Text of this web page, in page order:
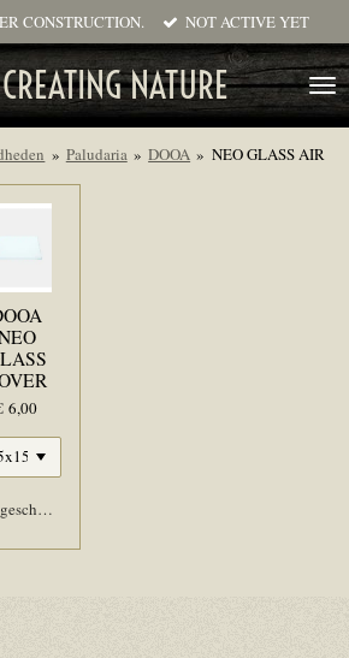
CREATING NATURE
CONSTRUCTION. NOT ACTIVE YET
» Paludaria » DOOA » NEO GLASS AIR
6,00